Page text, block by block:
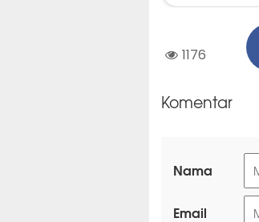
1176
Komentar
Nama
Email